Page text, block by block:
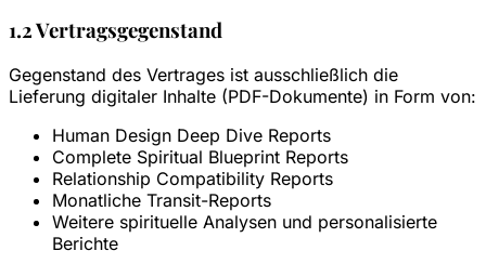
1.2 Vertragsgegenstand
Gegenstand des Vertrages ist ausschließlich die
Lieferung digitaler Inhalte (PDF-Dokumente) in Form von:
Human Design Deep Dive Reports
Complete Spiritual Blueprint Reports
Relationship Compatibility Reports
Monatliche Transit-Reports
Weitere spirituelle Analysen und personalisierte
Berichte